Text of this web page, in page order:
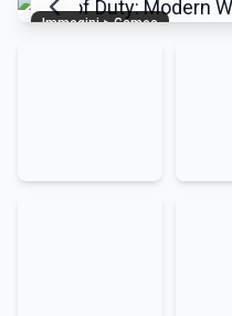
Immagini > Games